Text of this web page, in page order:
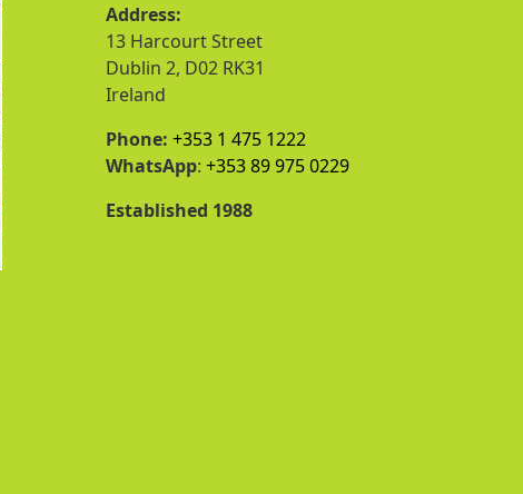
Address:
13 Harcourt Street
Dublin 2, D02 RK31
Ireland
Phone: +353 1 475 1222
WhatsApp: +353 89 975 0229
Established 1988